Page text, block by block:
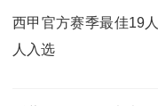
西甲官方赛季最佳19
人入选